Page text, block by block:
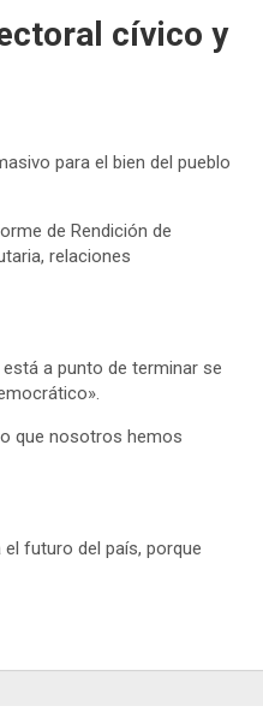
cívico y
para el bien del pueblo
de Rendición de
relaciones
a punto de terminar se
que nosotros hemos
futuro del país, porque